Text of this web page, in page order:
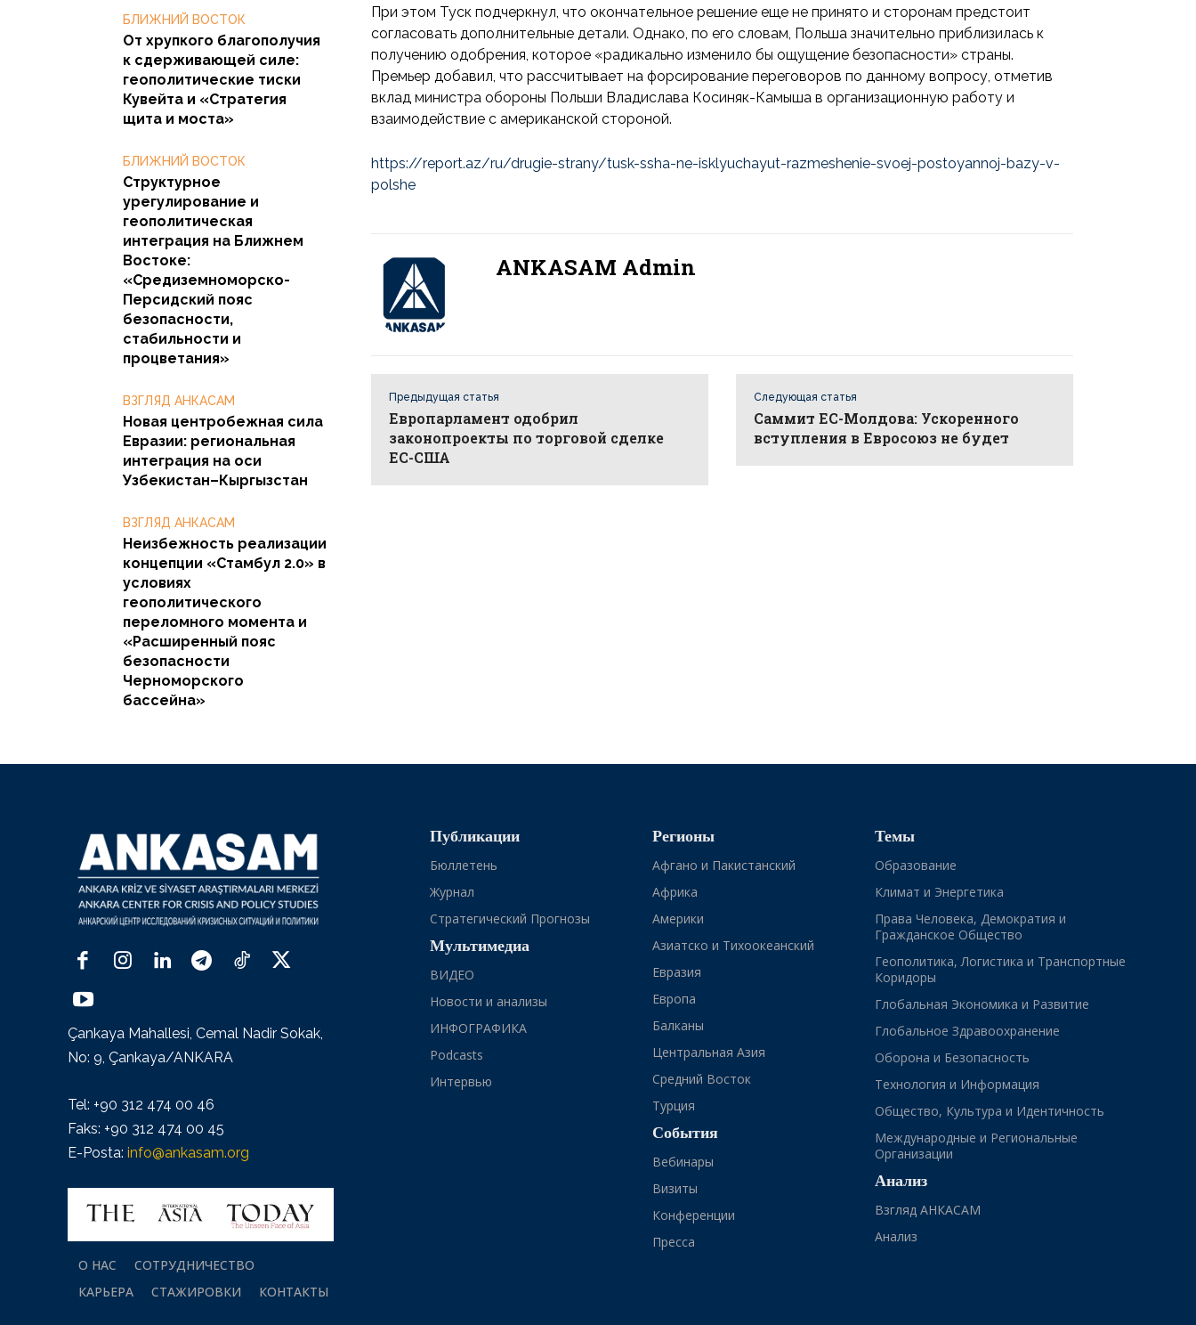
БЛИЖНИЙ ВОСТОК
От хрупкого благополучия
к сдерживающей силе:
геополитические тиски
Кувейта и «Стратегия
щита и моста»
БЛИЖНИЙ ВОСТОК
Структурное
урегулирование и
геополитическая
интеграция на Ближнем
Востоке:
«Средиземноморско-
Персидский пояс
безопасности,
стабильности и
процветания»
ВЗГЛЯД АНКАСАМ
Новая центробежная сила
Евразии: региональная
интеграция на оси
Узбекистан–Кыргызстан
ВЗГЛЯД АНКАСАМ
Неизбежность реализации
концепции «Стамбул 2.0» в
условиях
геополитического
переломного момента и
«Расширенный пояс
безопасности
Черноморского
бассейна»
При этом Туск подчеркнул, что окончательное решение еще не принято и сторонам предстоит
согласовать дополнительные детали. Однако, по его словам, Польша значительно приблизилась к
получению одобрения, которое «радикально изменило бы ощущение безопасности» страны.
Премьер добавил, что рассчитывает на форсирование переговоров по данному вопросу, отметив
вклад министра обороны Польши Владислава Косиняк-Камыша в организационную работу и
взаимодействие с американской стороной.
https://report.az/ru/drugie-strany/tusk-ssha-ne-isklyuchayut-razmeshenie-svoej-postoyannoj-bazy-v-
polshe
ANKASAM Admin
Предыдущая статья
Европарламент одобрил
законопроекты по торговой сделке
ЕС-США
Следующая статья
Саммит ЕС-Молдова: Ускоренного
вступления в Евросоюз не будет
Çankaya Mahallesi, Cemal Nadir Sokak,
No: 9, Çankaya/ANKARA
Tel: +90 312 474 00 46
Faks: +90 312 474 00 45
E-Posta: info@ankasam.org
О НАС
СОТРУДНИЧЕСТВО
КАРЬЕРА
СТАЖИРОВКИ КОНТАКТЫ
Публикации
Бюллетень
Журнал
Стратегический Прогнозы
Мультимедиа
ВИДЕО
Новости и анализы
ИНФОГРАФИКА
Podcasts
Интервью
Регионы
Афгано и Пакистанский
Африка
Америки
Азиатско и Тихоокеанский
Евразия
Европа
Балканы
Центральная Азия
Средний Восток
Турция
События
Вебинары
Визиты
Конференции
Пресса
Темы
Образование
Климат и Энергетика
Права Человека, Демократия и
Гражданское Общество
Геополитика, Логистика и Транспортные
Коридоры
Глобальная Экономика и Развитие
Глобальное Здравоохранение
Оборона и Безопасность
Технология и Информация
Общество, Культура и Идентичность
Международные и Региональные
Организации
Анализ
Взгляд АНКАСАМ
Анализ